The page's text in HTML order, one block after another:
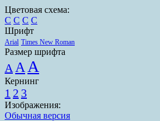
Цветовая схема:
C C C C
Шрифт
Arial Times New Roman
Размер шрифта
A A A
Кернинг
1 2 3
Изображения:
Обычная версия